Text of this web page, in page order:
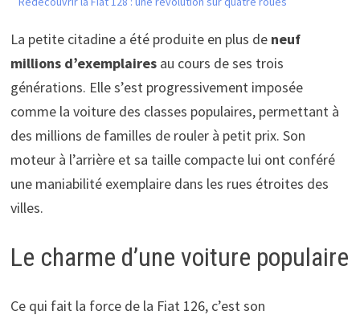
La petite citadine a été produite en plus de neuf
millions d’exemplairesau cours de ses trois
générations. Elle s’est progressivement imposée
comme la voiture des classes populaires, permettant à
des millions de familles de rouler à petit prix. Son
moteur à l’arrière et sa taille compacte lui ont conféré
une maniabilité exemplaire dans les rues étroites des
villes.
Le charme d’une voiture populaire
Ce qui fait la force de la Fiat 126, c’est son